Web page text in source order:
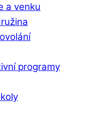
a venku
programy